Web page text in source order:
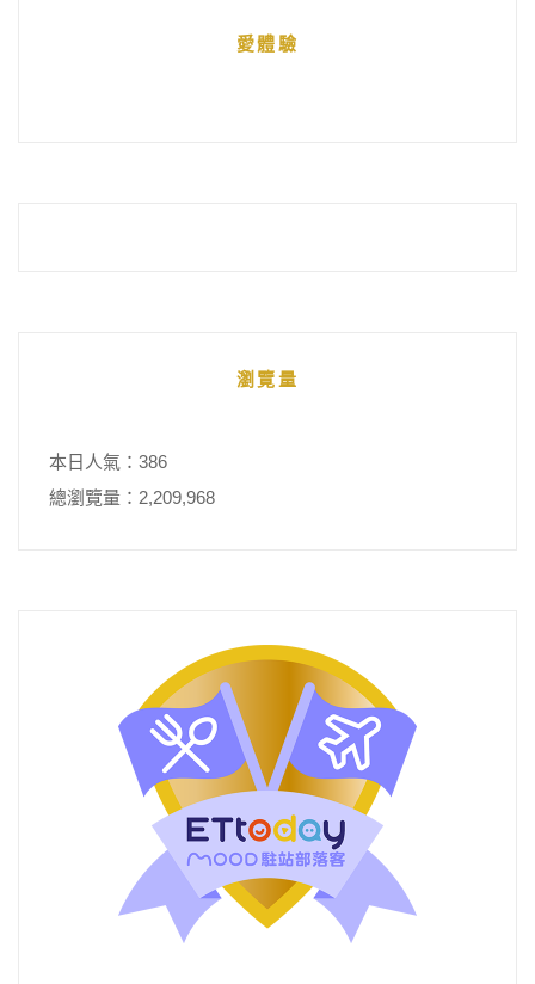
愛體驗
瀏覽量
本日人氣：386
總瀏覽量：2,209,968